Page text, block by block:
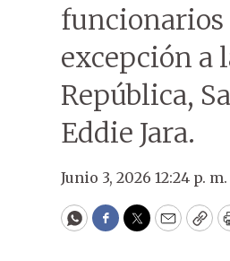
funcionarios
excepción a
República,
Eddie Jara.
Junio 3, 2026 12:24 p. m.
WhatsApp
Facebook
Twitter
Email